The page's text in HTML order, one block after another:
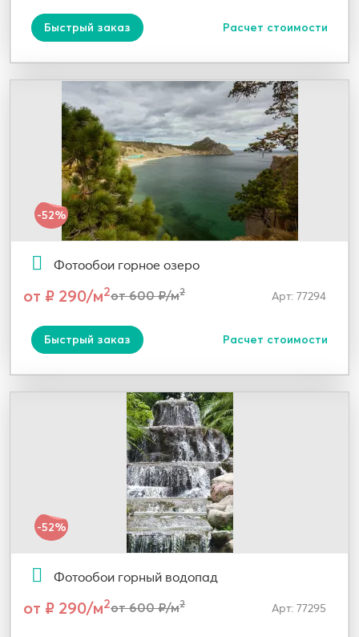
Быстрый заказ Расчет стоимости
-52%
Фотообои горное озеро
от ₽ 290/м2от 600 ₽/м2 Арт: 77294
Быстрый заказ Расчет стоимости
-52%
Фотообои горный водопад
от ₽ 290/м2от 600 ₽/м2 Арт: 77295